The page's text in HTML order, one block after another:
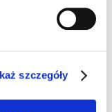
szczegóły